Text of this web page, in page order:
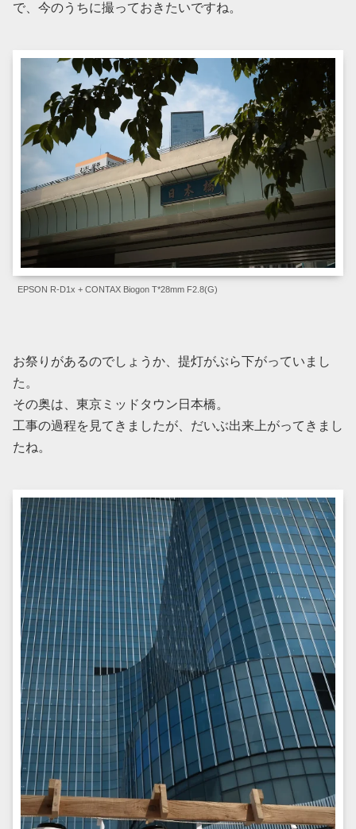
で、今のうちに撮っておきたいですね。
EPSON R-D1x + CONTAX Biogon T*28mm F2.8(G)
お祭りがあるのでしょうか、提灯がぶら下がっていまし
た。
その奥は、東京ミッドタウン日本橋。
工事の過程を見てきましたが、だいぶ出来上がってきまし
たね。